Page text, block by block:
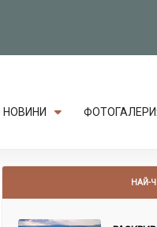
НОВИНИ
НАЙ-